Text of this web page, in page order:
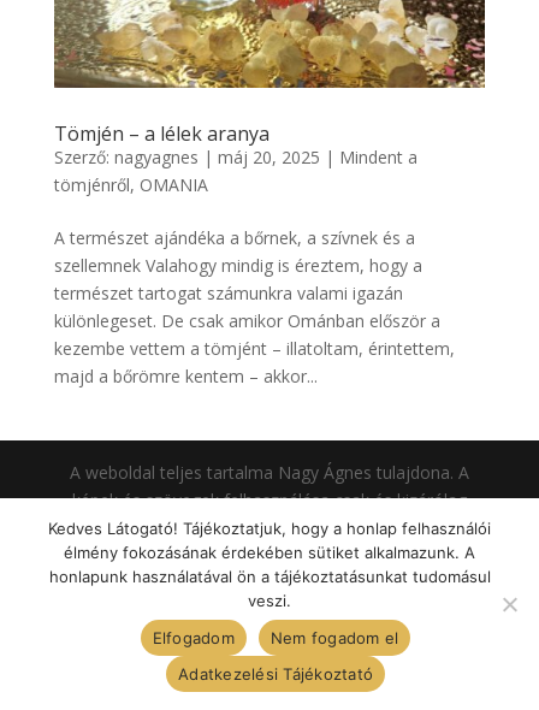
Tömjén – a lélek aranya
Szerző: nagyagnes | máj 20, 2025 | Mindent a
tömjénről, OMANIA
A természet ajándéka a bőrnek, a szívnek és a
szellemnek Valahogy mindig is éreztem, hogy a
természet tartogat számunkra valami igazán
különlegeset. De csak amikor Ománban először a
kezembe vettem a tömjént – illatoltam, érintettem,
majd a bőrömre kentem – akkor...
A weboldal teljes tartalma Nagy Ágnes tulajdona. A
képek és szövegek felhasználása csak és kizárólag
Nagy Ágnes engedélyével lehetséges.
Kapcsolatfelvétel: Telefonszám:+36 30 830 52 28E-
mail:info@nagyagnes.hu
Kedves Látogató! Tájékoztatjuk, hogy a honlap felhasználói
élmény fokozásának érdekében sütiket alkalmazunk. A
honlapunk használatával ön a tájékoztatásunkat tudomásul
veszi.
Elfogadom
Nem fogadom el
Adatkezelési Tájékoztató